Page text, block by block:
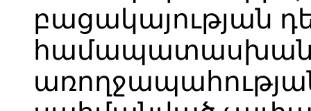
բացակայության
համապատասխան